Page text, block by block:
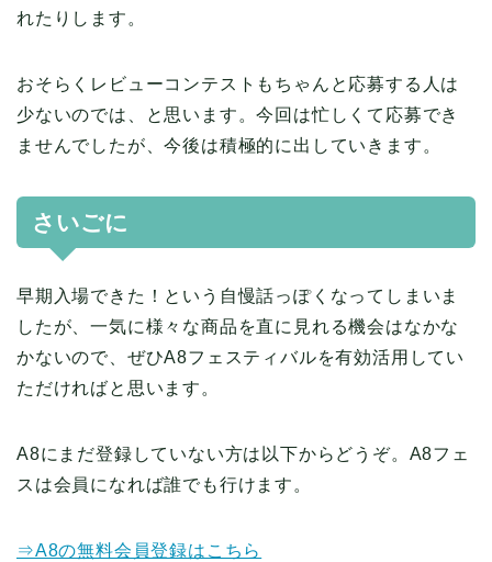
れたりします。
おそらくレビューコンテストもちゃんと応募する人は
少ないのでは、と思います。今回は忙しくて応募でき
ませんでしたが、今後は積極的に出していきます。
さいごに
早期入場できた！という自慢話っぽくなってしまいま
したが、一気に様々な商品を直に見れる機会はなかな
かないので、ぜひA8フェスティバルを有効活用してい
ただければと思います。
A8にまだ登録していない方は以下からどうぞ。A8フェ
スは会員になれば誰でも行けます。
⇒A8の無料会員登録はこちら